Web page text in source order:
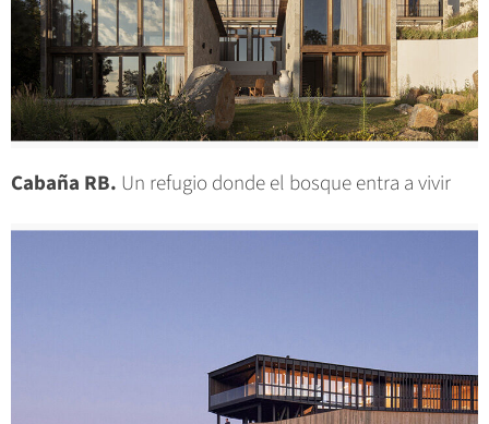
Cabaña RB. Un refugio donde el bosque entra a vivir